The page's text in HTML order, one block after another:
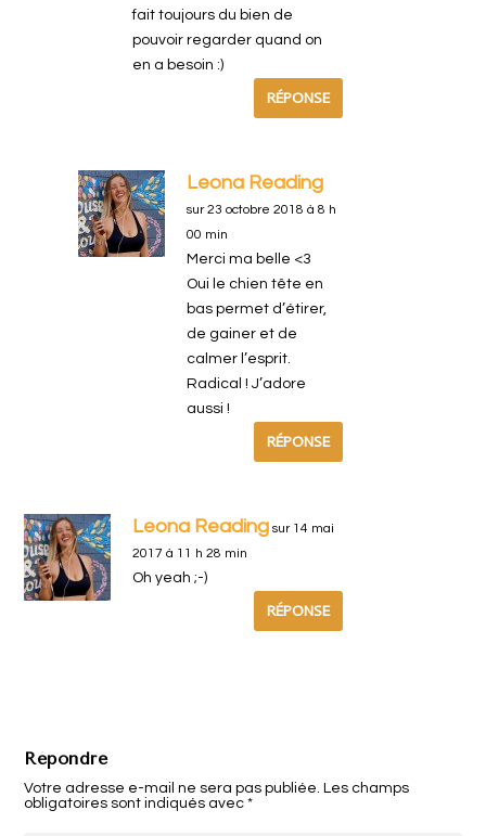
fait toujours du bien de
pouvoir regarder quand on
en a besoin :)
RÉPONSE
Leona Reading
sur 23 octobre 2018 à 8 h
00 min
Merci ma belle <3
Oui le chien tête en
bas permet d’étirer,
de gainer et de
calmer l’esprit.
Radical ! J’adore
aussi !
RÉPONSE
Leona Reading sur 14 mai
2017 à 11 h 28 min
Oh yeah ;-)
RÉPONSE
Répondre
Votre adresse e-mail ne sera pas publiée. Les champs
obligatoires sont indiqués avec*